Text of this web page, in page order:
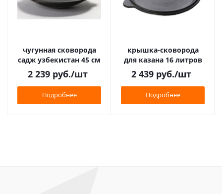
чугунная сковорода
садж узбекистан 45 см
2 239руб./шт
Подробнее
крышка-сковорода
для казана 16 литров
2 439руб./шт
Подробнее